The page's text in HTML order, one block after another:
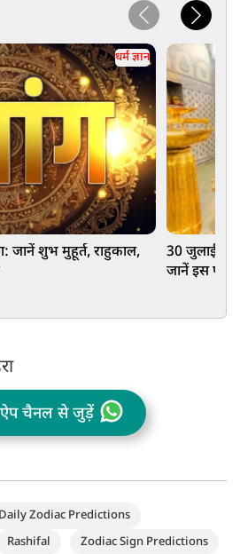
धर्म ज्ञान
जानें शुभ मुहूर्त, राहुकाल,
30 जुलाई से
जानें इस
चैनल से जुड़ें
Daily Zodiac Predictions
Rashifal
Zodiac Sign Predictions